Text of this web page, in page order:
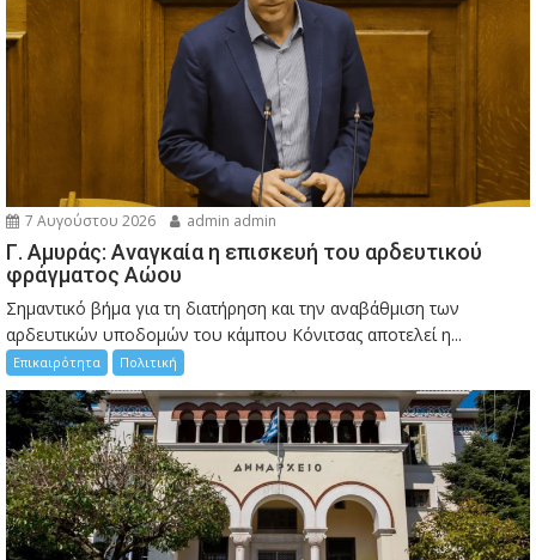
7 Αυγούστου 2026 admin admin
Γ. Αμυράς: Αναγκαία η επισκευή του αρδευτικού
φράγματος Αώου
Σημαντικό βήμα για τη διατήρηση και την αναβάθμιση των
αρδευτικών υποδομών του κάμπου Κόνιτσας αποτελεί η...
Επικαιρότητα Πολιτική